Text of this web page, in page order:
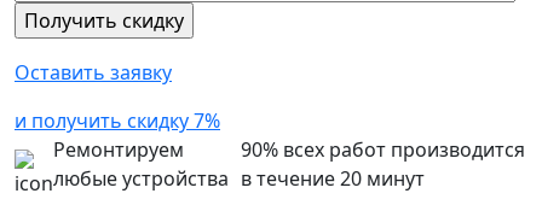
Оставить заявку
и получить скидку 7%
Ремонтируем
любые устройства
90% всех работ производится
в течение 20 минут